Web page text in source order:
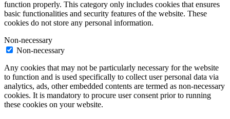
function properly. This category only includes cookies that ensures
basic functionalities and security features of the website. These
cookies do not store any personal information.
Non-necessary
Non-necessary
Any cookies that may not be particularly necessary for the website
to function and is used specifically to collect user personal data via
analytics, ads, other embedded contents are termed as non-necessary
cookies. It is mandatory to procure user consent prior to running
these cookies on your website.